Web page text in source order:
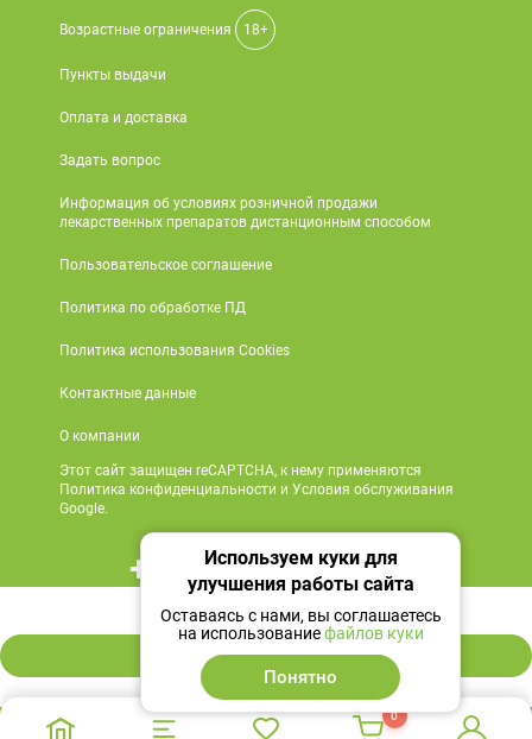
447 ₽
В корзину
Возрастные ограничения 18+
Пункты выдачи
Оплата и доставка
Задать вопрос
Информация об условиях розничной продажи
лекарственных препаратов дистанционным способом
Пользовательское соглашение
Политика по обработке ПД
Политика использования Cookies
Контактные данные
О компании
Этот сайт защищен reCAPTCHA, к нему применяются
Политика конфиденциальности и Условия обслуживания
Google.
+7 495 419 18 18
Мы в социальных сетях
0
Используем куки для
улучшения работы сайта
Оставаясь с нами, вы соглашаетесь
на использованиефайлов куки
Понятно